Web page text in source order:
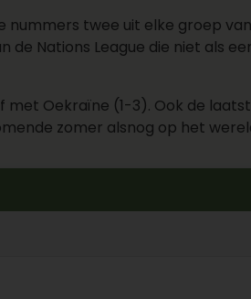
twee uit elke groep
Nations League die niet als
Oekraïne (1-3). Ook de
zomer alsnog op het